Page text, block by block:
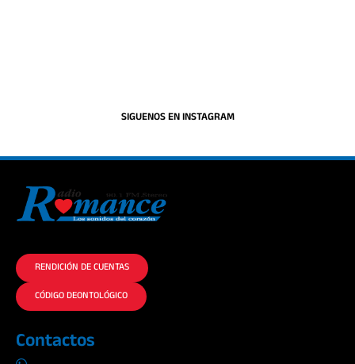
SIGUENOS EN INSTAGRAM
RENDICIÓN DE CUENTAS
CÓDIGO DEONTOLÓGICO
Contactos